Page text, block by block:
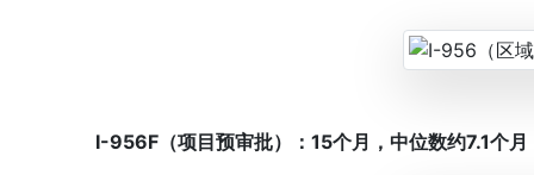
I-956F（项目预审批）：15个月，中位数约7.1个月